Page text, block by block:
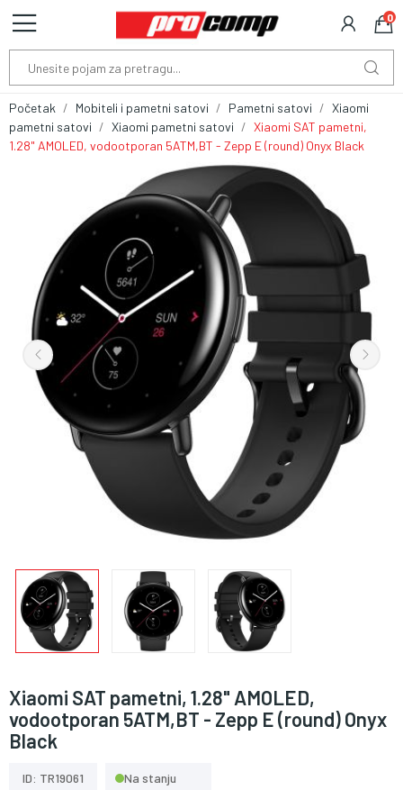
0
Početak Mobiteli i pametni satovi Pametni satovi
Xiaomi
pametni satovi
Xiaomi pametni satovi
Xiaomi SAT pametni,
1.28" AMOLED, vodootporan 5ATM,BT - Zepp E (round) Onyx Black
Xiaomi SAT pametni, 1.28" AMOLED,
vodootporan 5ATM,BT - Zepp E (round) Onyx
Black
ID: TR19061 Na stanju